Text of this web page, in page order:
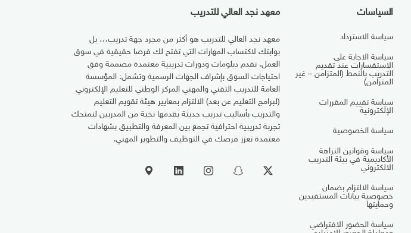
السياسات
سياسة الاسترداد
سياسة الاجابة على
الاستفسارات عند تقديم
التدريب بالنمط (المتزامن – غير
المتزامن)
سياسة تقييم المقررات
الإلكترونية
سياسة الخصوصية
سياسة وقوانين النزاهة
الأكاديمية في بيئة التدريب
الالكتروني
سياسة الالتزام بضمان
خصوصية بيانات المستفيدين
وحمايتها
سياسة الحضور الافتراضي
معهد نجد العالي للتدريب
معهد نجد العالي للتدريب هو أكثر من مجرد جهة تدريب… بل
بوابتك لاكتساب المهارات التي تفتح لك فرصا حقيقية في سوق
العمل. نقدم دبلومات ودورات تدريبية معتمدة مصممة وفق
احتياجات السوق بإشراف الجهات الرسمية وتشمل: المؤسسة
العامة للتدريب التقني والمهني المركز الوطني للتعليم الإلكتروني
(لبرامج التعليم عن بعد) الالتزام بمعايير هيئة تقويم التعليم
والتدريب بأساليب تدريب حديثة يقدمها نخبة من المدربين لنمنحك
تجربة تدريبية احترافية تجمع بين المعرفة والتطبيق بشهادات
معتمدة تعزز فرصك في التوظيف والتطوير المهني.